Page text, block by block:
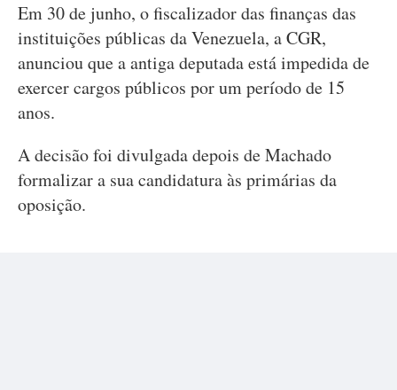
Em 30 de junho, o fiscalizador das finanças das
instituições públicas da Venezuela, a CGR,
anunciou que a antiga deputada está impedida de
exercer cargos públicos por um período de 15
anos.
A decisão foi divulgada depois de Machado
formalizar a sua candidatura às primárias da
oposição.